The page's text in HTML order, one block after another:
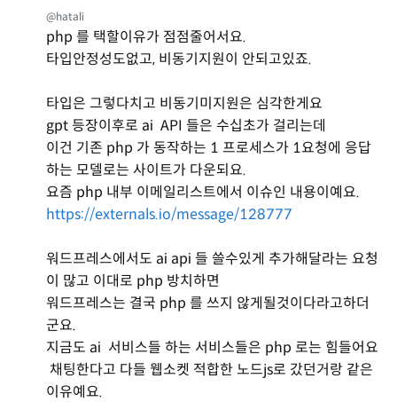
@hatali
php 를 택할이유가 점점줄어서요.
타입안정성도없고, 비동기지원이 안되고있죠.
타입은 그렇다치고 비동기미지원은 심각한게요
gpt 등장이후로 ai API 들은 수십초가 걸리는데
이건 기존 php 가 동작하는 1 프로세스가 1요청에 응답
하는 모델로는 사이트가 다운되요.
요즘 php 내부 이메일리스트에서 이슈인 내용이예요.
https://externals.io/message/128777
워드프레스에서도 ai api 들 쓸수있게 추가해달라는 요청
이 많고 이대로 php 방치하면
워드프레스는 결국 php 를 쓰지 않게될것이다라고하더
군요.
지금도 ai 서비스들 하는 서비스들은 php 로는 힘들어요
채팅한다고 다들 웹소켓 적합한 노드js로 갔던거랑 같은
이유예요.